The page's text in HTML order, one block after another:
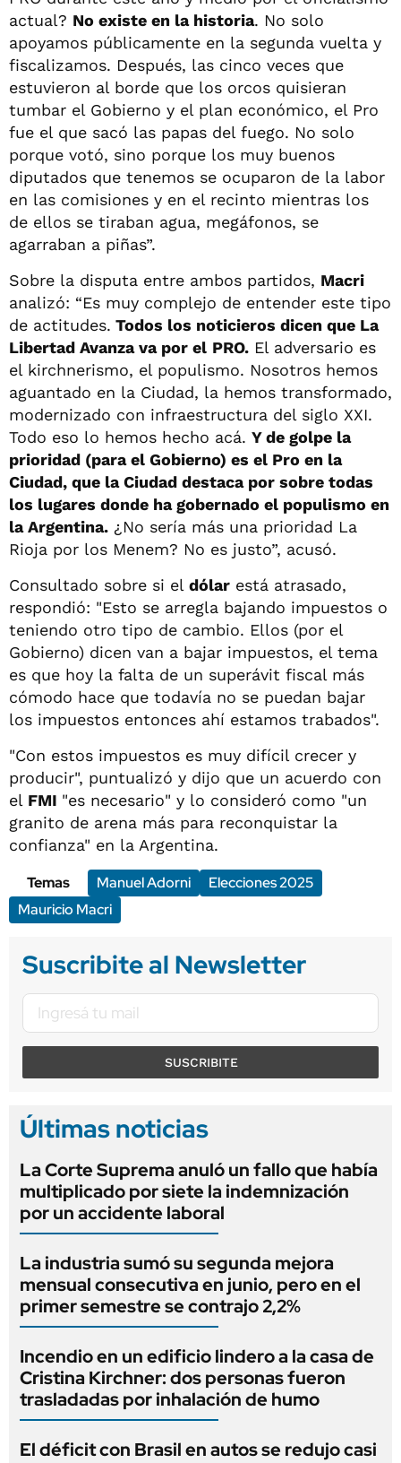
actual? No existe en la historia. No solo
apoyamos públicamente en la segunda vuelta y
fiscalizamos. Después, las cinco veces que
estuvieron al borde que los orcos quisieran
tumbar el Gobierno y el plan económico, el Pro
fue el que sacó las papas del fuego. No solo
porque votó, sino porque los muy buenos
diputados que tenemos se ocuparon de la labor
en las comisiones y en el recinto mientras los
de ellos se tiraban agua, megáfonos, se
agarraban a piñas”.
Sobre la disputa entre ambos partidos, Macri
analizó: “Es muy complejo de entender este tipo
de actitudes. Todos los noticieros dicen que La
Libertad Avanza va por el PRO. El adversario es
el kirchnerismo, el populismo. Nosotros hemos
aguantado en la Ciudad, la hemos transformado,
modernizado con infraestructura del siglo XXI.
Todo eso lo hemos hecho acá. Y de golpe la
prioridad (para el Gobierno) es el Pro en la
Ciudad, que la Ciudad destaca por sobre todas
los lugares donde ha gobernado el populismo en
la Argentina. ¿No sería más una prioridad La
Rioja por los Menem? No es justo”, acusó.
Consultado sobre si el dólar está atrasado,
respondió: "Esto se arregla bajando impuestos o
teniendo otro tipo de cambio. Ellos (por el
Gobierno) dicen van a bajar impuestos, el tema
es que hoy la falta de un superávit fiscal más
cómodo hace que todavía no se puedan bajar
los impuestos entonces ahí estamos trabados".
"Con estos impuestos es muy difícil crecer y
producir", puntualizó y dijo que un acuerdo con
el FMI "es necesario" y lo consideró como "un
granito de arena más para reconquistar la
confianza" en la Argentina.
Temas
Manuel Adorni
Elecciones 2025
Mauricio Macri
Suscribite al Newsletter
SUSCRIBITE
Últimas noticias
La Corte Suprema anuló un fallo que había
multiplicado por siete la indemnización
por un accidente laboral
La industria sumó su segunda mejora
mensual consecutiva en junio, pero en el
primer semestre se contrajo 2,2%
Incendio en un edificio lindero a la casa de
Cristina Kirchner: dos personas fueron
trasladadas por inhalación de humo
El déficit con Brasil en autos se redujo casi